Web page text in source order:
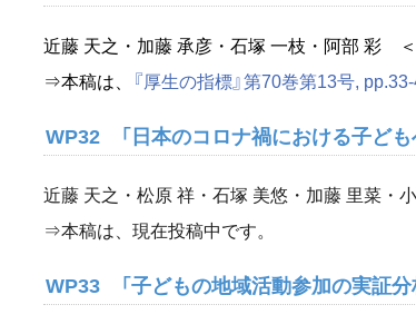
近藤 天之・加藤 承彦・石塚 一枝・阿部 彩
⇒本稿は、
『厚生の指標』第70巻第13号,
WP32 「日本のコロナ禍における子ど
近藤 天之・松原 祥・石塚 美悠・加藤 里菜・
⇒本稿は、現在投稿中です。
WP33 「子どもの地域活動参加の実証分